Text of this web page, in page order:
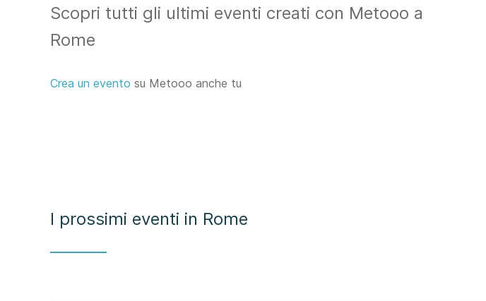
Scopri tutti gli ultimi eventi creati con Metooo a
Rome
Crea un evento su Metooo anche tu
I prossimi eventi in Rome